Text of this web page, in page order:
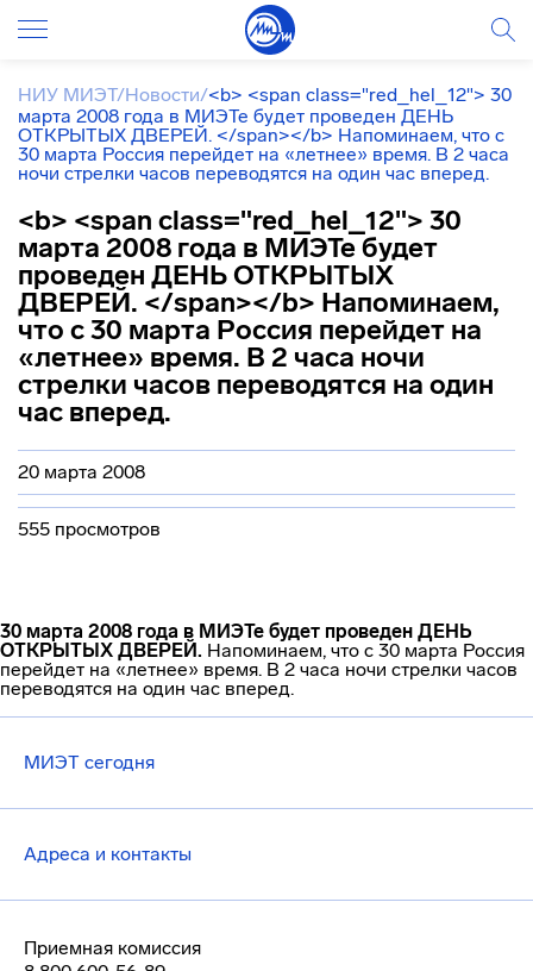
НИУ МИЭТ/Новости/<b> <span class="red_hel_12"> 30
марта 2008 года в МИЭТе будет проведен ДЕНЬ
ОТКРЫТЫХ ДВЕРЕЙ. </span></b> Напоминаем, что с
30 марта Россия перейдет на «летнее» время. В 2 часа
ночи стрелки часов переводятся на один час вперед.
<b> <span class="red_hel_12"> 30
марта 2008 года в МИЭТе будет
проведен ДЕНЬ ОТКРЫТЫХ
ДВЕРЕЙ. </span></b> Напоминаем,
что с 30 марта Россия перейдет на
«летнее» время. В 2 часа ночи
стрелки часов переводятся на один
час вперед.
20 марта 2008
555 просмотров
30 марта 2008 года в МИЭТе будет проведен ДЕНЬ
ОТКРЫТЫХ ДВЕРЕЙ. Напоминаем, что с 30 марта Россия
перейдет на «летнее» время. В 2 часа ночи стрелки часов
переводятся на один час вперед.
МИЭТ сегодня
Адреса и контакты
Приемная комиссия